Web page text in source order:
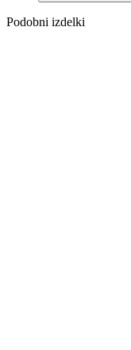
Podobni izdelki